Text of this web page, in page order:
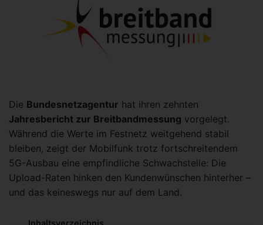
Die Bundesnetzagentur hat ihren zehnten
Jahresbericht zur Breitbandmessung vorgelegt.
Während die Werte im Festnetz weitgehend stabil
bleiben, zeigt der Mobilfunk trotz fortschreitendem
5G-Ausbau eine empfindliche Schwachstelle: Die
Upload-Raten hinken den Kundenwünschen hinterher –
und das keineswegs nur auf dem Land.
Inhaltsverzeichnis